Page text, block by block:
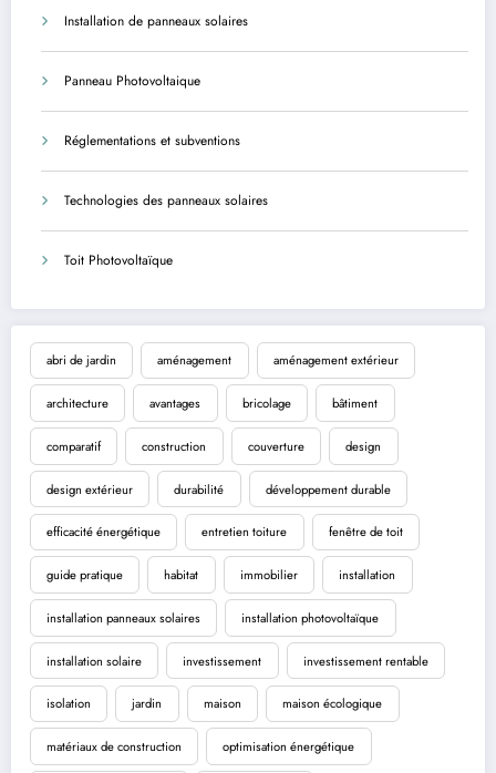
Installation de panneaux solaires
Panneau Photovoltaique
Réglementations et subventions
Technologies des panneaux solaires
Toit Photovoltaïque
abri de jardin aménagement aménagement extérieur
architecture avantages bricolage bâtiment
comparatif construction couverture design
design extérieur durabilité développement durable
efficacité énergétique entretien toiture fenêtre de toit
guide pratique habitat immobilier installation
installation panneaux solaires installation photovoltaïque
installation solaire investissement investissement rentable
isolation jardin maison maison écologique
matériaux de construction optimisation énergétique